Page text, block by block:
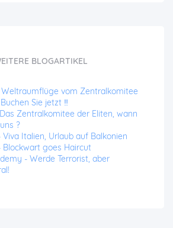
BLOGARTIKEL
Weltraumflüge vom Zentralkomitee
Sie jetzt ‼️
Zentralkomitee der Eliten, wann
?
Viva Italien, Urlaub auf Balkonien
Blockwart goes Haircut
- Werde Terrorist, aber